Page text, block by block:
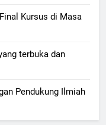
Kursus di Masa
terbuka dan
Pendukung Ilmiah